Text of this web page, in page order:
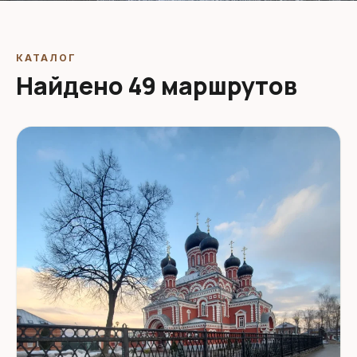
КАТАЛОГ
Найдено 49 маршрутов